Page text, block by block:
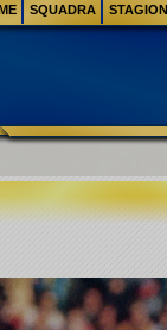
SQUADRA